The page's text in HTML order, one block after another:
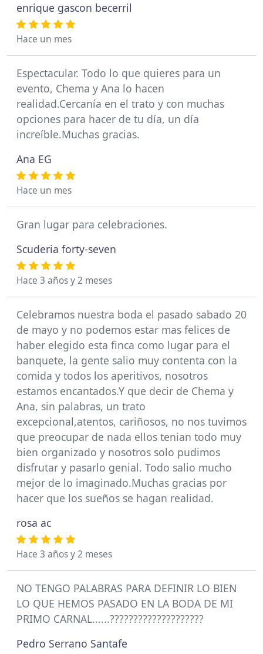
enrique gascon becerril
Hace un mes
Espectacular. Todo lo que quieres para un
evento, Chema y Ana lo hacen
realidad.Cercanía en el trato y con muchas
opciones para hacer de tu día, un día
increíble.Muchas gracias.
Ana EG
Hace un mes
Gran lugar para celebraciones.
Scuderia forty-seven
Hace 3 años y 2 meses
Celebramos nuestra boda el pasado sabado 20
de mayo y no podemos estar mas felices de
haber elegido esta finca como lugar para el
banquete, la gente salio muy contenta con la
comida y todos los aperitivos, nosotros
estamos encantados.Y que decir de Chema y
Ana, sin palabras, un trato
excepcional,atentos, cariñosos, no nos tuvimos
que preocupar de nada ellos tenian todo muy
bien organizado y nosotros solo pudimos
disfrutar y pasarlo genial. Todo salio mucho
mejor de lo imaginado.Muchas gracias por
hacer que los sueños se hagan realidad.
rosa ac
Hace 3 años y 2 meses
NO TENGO PALABRAS PARA DEFINIR LO BIEN
LO QUE HEMOS PASADO EN LA BODA DE MI
PRIMO CARNAL......????????????????????
Pedro Serrano Santafe